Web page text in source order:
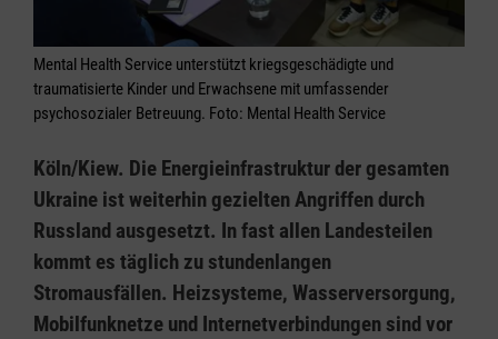
Mental Health Service unterstützt kriegsgeschädigte und
traumatisierte Kinder und Erwachsene mit umfassender
psychosozialer Betreuung. Foto: Mental Health Service
Köln/Kiew. Die Energieinfrastruktur der gesamten
Ukraine ist weiterhin gezielten Angriffen durch
Russland ausgesetzt. In fast allen Landesteilen
kommt es täglich zu stundenlangen
Stromausfällen. Heizsysteme, Wasserversorgung,
Mobilfunknetze und Internetverbindungen sind vor